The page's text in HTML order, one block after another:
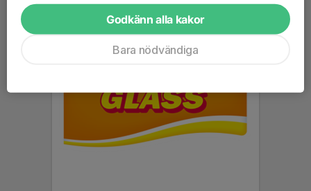
Godkänn alla kakor
Bara nödvändiga